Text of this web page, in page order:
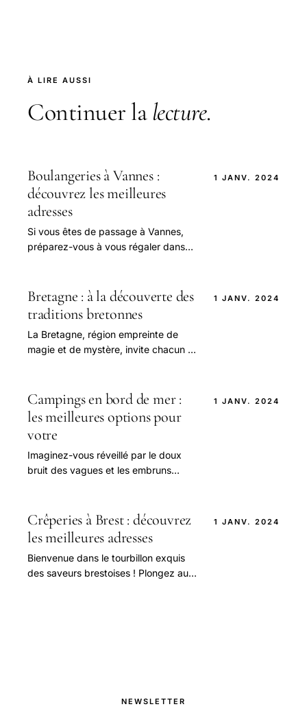
À LIRE AUSSI
Continuer la lecture.
Boulangeries à Vannes :
découvrez les meilleures
adresses
Si vous êtes de passage à Vannes,
préparez-vous à vous régaler dans
1 JANV. 2024
Bretagne : à la découverte des
traditions bretonnes
La Bretagne, région empreinte de
magie et de mystère, invite chacun à
1 JANV. 2024
Campings en bord de mer :
les meilleures options pour
votre
Imaginez-vous réveillé par le doux
bruit des vagues et les embruns
1 JANV. 2024
Crêperies à Brest : découvrez
les meilleures adresses
Bienvenue dans le tourbillon exquis
des saveurs brestoises ! Plongez au
1 JANV. 2024
NEWSLETTER